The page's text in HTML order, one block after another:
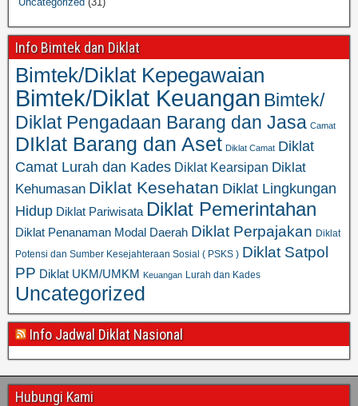
Info Bimtek dan Diklat
Bimtek/Diklat Kepegawaian
Bimtek/Diklat Keuangan Bimtek/
Diklat Pengadaan Barang dan Jasa Camat
DIklat Barang dan Aset Diklat Camat Diklat
Camat Lurah dan Kades Diklat Kearsipan Diklat
Kehumasan Diklat Kesehatan Diklat Lingkungan
Hidup Diklat Pariwisata Diklat Pemerintahan
Diklat Penanaman Modal Daerah Diklat Perpajakan Diklat
Potensi dan Sumber Kesejahteraan Sosial ( PSKS ) Diklat Satpol
PP Diklat UKM/UMKM Keuangan Lurah dan Kades
Uncategorized
Info Jadwal Diklat Nasional
Hubungi Kami